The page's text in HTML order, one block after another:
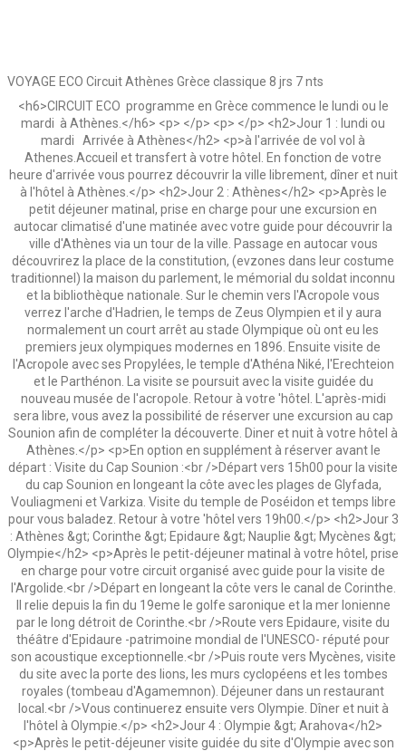
VOYAGE ECO Circuit Athènes Grèce classique 8 jrs 7 nts
<h6>CIRCUIT ECO programme en Grèce commence le lundi ou le
mardi à Athènes.</h6> <p> </p> <p> </p> <h2>Jour 1 : lundi ou
mardi Arrivée à Athènes</h2> <p>à l'arrivée de vol vol à
Athenes.Accueil et transfert à votre hôtel. En fonction de votre
heure d'arrivée vous pourrez découvrir la ville librement, dîner et nuit
à l'hôtel à Athènes.</p> <h2>Jour 2 : Athènes</h2> <p>Après le
petit déjeuner matinal, prise en charge pour une excursion en
autocar climatisé d'une matinée avec votre guide pour découvrir la
ville d'Athènes via un tour de la ville. Passage en autocar vous
découvrirez la place de la constitution, (evzones dans leur costume
traditionnel) la maison du parlement, le mémorial du soldat inconnu
et la bibliothèque nationale. Sur le chemin vers l'Acropole vous
verrez l'arche d'Hadrien, le temps de Zeus Olympien et il y aura
normalement un court arrêt au stade Olympique où ont eu les
premiers jeux olympiques modernes en 1896. Ensuite visite de
l'Acropole avec ses Propylées, le temple d'Athéna Niké, l'Erechteion
et le Parthénon. La visite se poursuit avec la visite guidée du
nouveau musée de l'acropole. Retour à votre 'hôtel. L'après-midi
sera libre, vous avez la possibilité de réserver une excursion au cap
Sounion afin de compléter la découverte. Diner et nuit à votre hôtel à
Athènes.</p> <p>En option en supplément à réserver avant le
départ : Visite du Cap Sounion :<br />Départ vers 15h00 pour la visite
du cap Sounion en longeant la côte avec les plages de Glyfada,
Vouliagmeni et Varkiza. Visite du temple de Poséidon et temps libre
pour vous baladez. Retour à votre 'hôtel vers 19h00.</p> <h2>Jour 3
: Athènes &gt; Corinthe &gt; Epidaure &gt; Nauplie &gt; Mycènes &gt;
Olympie</h2> <p>Après le petit-déjeuner matinal à votre hôtel, prise
en charge pour votre circuit organisé avec guide pour la visite de
l'Argolide.<br />Départ en longeant la côte vers le canal de Corinthe.
Il relie depuis la fin du 19eme le golfe saronique et la mer Ionienne
par le long détroit de Corinthe.<br />Route vers Epidaure, visite du
théâtre d'Epidaure -patrimoine mondial de l'UNESCO- réputé pour
son acoustique exceptionnelle.<br />Puis route vers Mycènes, visite
du site avec la porte des lions, les murs cyclopéens et les tombes
royales (tombeau d'Agamemnon). Déjeuner dans un restaurant
local.<br />Vous continuerez ensuite vers Olympie. Dîner et nuit à
l'hôtel à Olympie.</p> <h2>Jour 4 : Olympie &gt; Arahova</h2>
<p>Après le petit-déjeuner visite guidée du site d'Olympie avec son